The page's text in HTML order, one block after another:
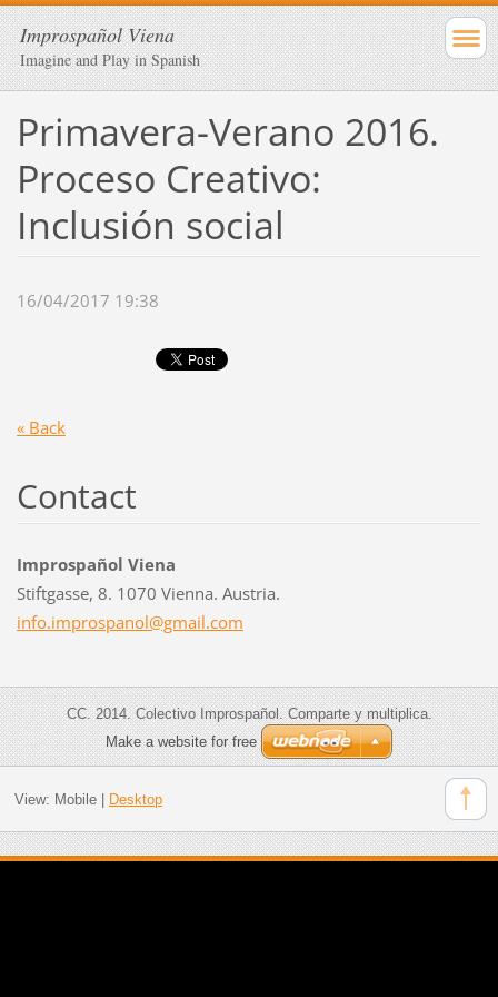
Improspañol Viena
Imagine and Play in Spanish
Primavera-Verano 2016.
Proceso Creativo:
Inclusión social
16/04/2017 19:38
« Back
Contact
Improspañol Viena
Stiftgasse, 8. 1070 Vienna. Austria.
info.improspanol@gmail.com
CC. 2014. Colectivo Improspañol. Comparte y multiplica.
Make a website for free
View: Mobile| Desktop